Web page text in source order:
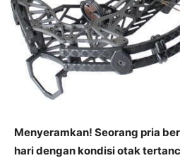
Menyeramkan! Seorang pria
hari dengan kondisi otak